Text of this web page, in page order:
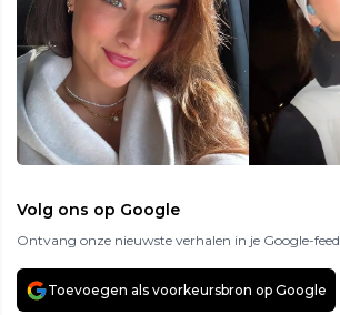
Volg ons op Google
Ontvang onze nieuwste verhalen in je Google-feed
Toevoegen als voorkeursbron op Google